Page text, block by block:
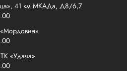
41 км МКАДа, Д8/6,7
«Удача»